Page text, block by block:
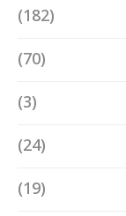
(182)
(70)
(3)
(24)
(19)